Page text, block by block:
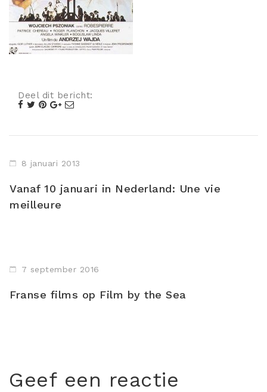
Deel dit bericht:
8 januari 2013
Vanaf 10 januari in Nederland: Une vie
meilleure
7 september 2016
Franse films op Film by the Sea
Geef een reactie